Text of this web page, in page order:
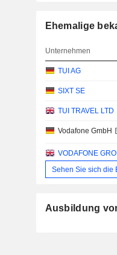
Ehemalige
Unternehmen
TUI AG
SIXT SE
TUI TRAVEL LTD
Vodafone GmbH
VODAFONE
Sehen Sie sich die
Ausbildung